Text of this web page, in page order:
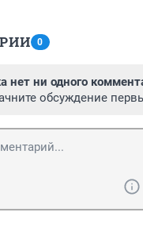
0
нет ни одного
обсуждение